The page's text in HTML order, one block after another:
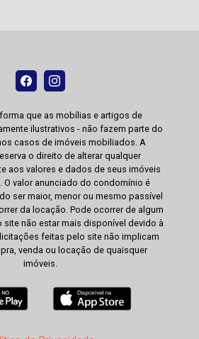
que as mobílias e artigos de
ilustrativos - não fazem parte do
casos de imóveis mobiliados. A
o direito de alterar qualquer
aos valores e dados de seus imóveis
O valor anunciado do condomínio é
ser maior, menor ou mesmo passível
da locação. Pode ocorrer de algum
site não estar mais disponível devido à
feitas pelo site não implicam
venda ou locação de quaisquer
imóveis.